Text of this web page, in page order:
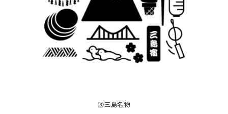
③三島名物